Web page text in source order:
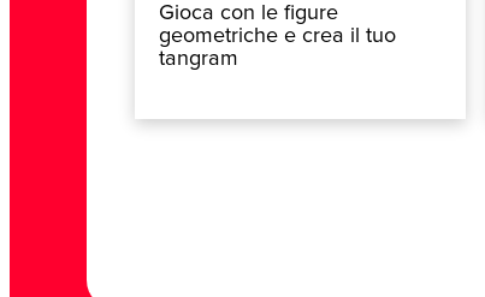
Gioca con le figure
geometriche e crea il tuo
tangram